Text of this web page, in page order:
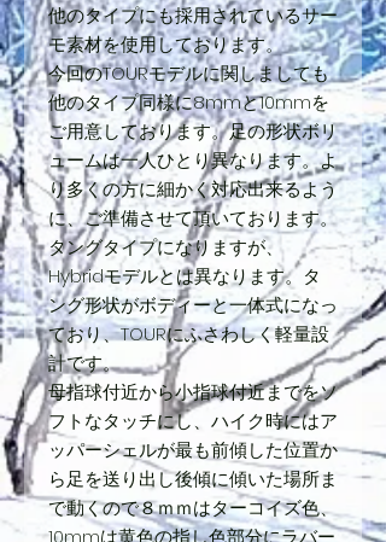
他のタイプにも採用されているサー
モ素材を使用しております。
今回のTOURモデルに関しましても
他のタイプ同様に8mmと10mmを
ご用意しております。足の形状ボリ
ュームは一人ひとり異なります。よ
り多くの方に細かく対応出来るよう
に、ご準備させて頂いております。
タングタイプになりますが、
Hybridモデルとは異なります。タ
ング形状がボディーと一体式になっ
ており、TOURにふさわしく軽量設
計です。
母指球付近から小指球付近までをソ
フトなタッチにし、ハイク時にはア
ッパーシェルが最も前傾した位置か
ら足を送り出し後傾に傾いた場所ま
で動くので８ｍｍはターコイズ色、
10mmは黄色の指し色部分にラバー